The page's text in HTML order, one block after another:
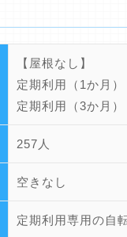
【屋根なし】
定期利用（1か月
定期利用（3か月
257人
空きなし
定期利用専用の自